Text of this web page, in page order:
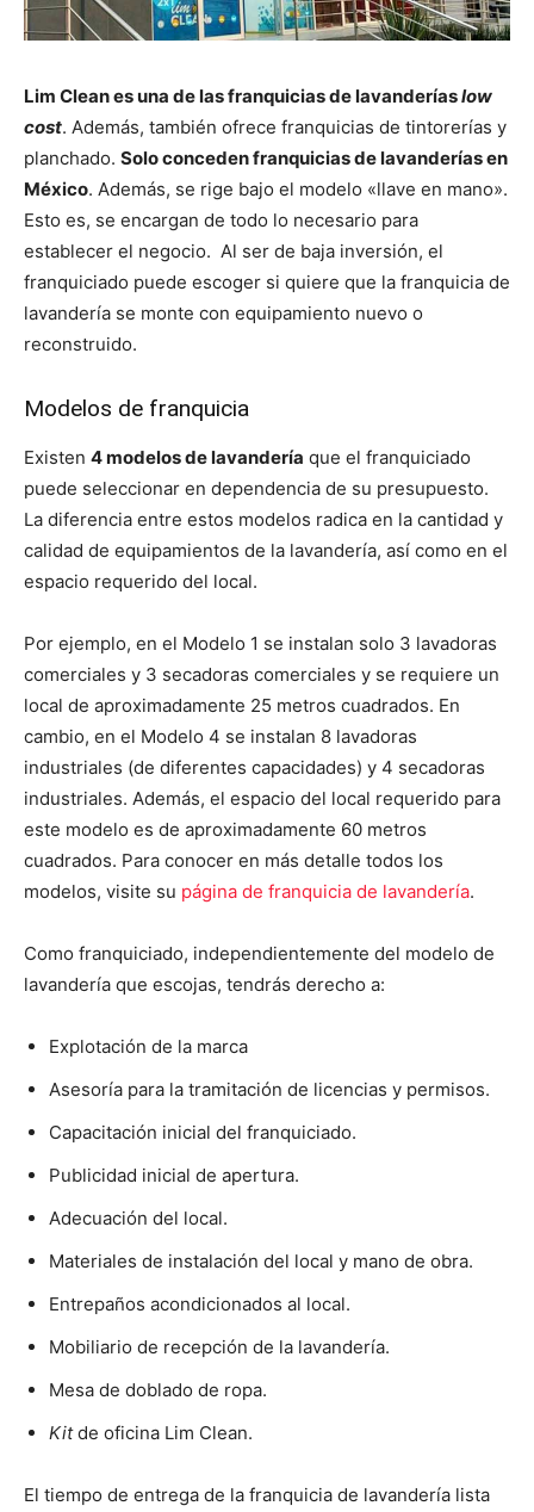
Lim Clean es una de las franquicias de lavanderíaslow
cost. Además, también ofrece franquicias de tintorerías y
planchado. Solo conceden franquicias de lavanderías en
México. Además, se rige bajo el modelo «llave en mano».
Esto es, se encargan de todo lo necesario para
establecer el negocio. Al ser de baja inversión, el
franquiciado puede escoger si quiere que la franquicia de
lavandería se monte con equipamiento nuevo o
reconstruido.
Modelos de franquicia
Existen 4 modelos de lavandería que el franquiciado
puede seleccionar en dependencia de su presupuesto.
La diferencia entre estos modelos radica en la cantidad y
calidad de equipamientos de la lavandería, así como en el
espacio requerido del local.
Por ejemplo, en el Modelo 1 se instalan solo 3 lavadoras
comerciales y 3 secadoras comerciales y se requiere un
local de aproximadamente 25 metros cuadrados. En
cambio, en el Modelo 4 se instalan 8 lavadoras
industriales (de diferentes capacidades) y 4 secadoras
industriales. Además, el espacio del local requerido para
este modelo es de aproximadamente 60 metros
cuadrados. Para conocer en más detalle todos los
modelos, visite su página de franquicia de lavandería.
Como franquiciado, independientemente del modelo de
lavandería que escojas, tendrás derecho a:
Explotación de la marca
Asesoría para la tramitación de licencias y permisos.
Capacitación inicial del franquiciado.
Publicidad inicial de apertura.
Adecuación del local.
Materiales de instalación del local y mano de obra.
Entrepaños acondicionados al local.
Mobiliario de recepción de la lavandería.
Mesa de doblado de ropa.
Kitde oficina Lim Clean.
El tiempo de entrega de la franquicia de lavandería lista